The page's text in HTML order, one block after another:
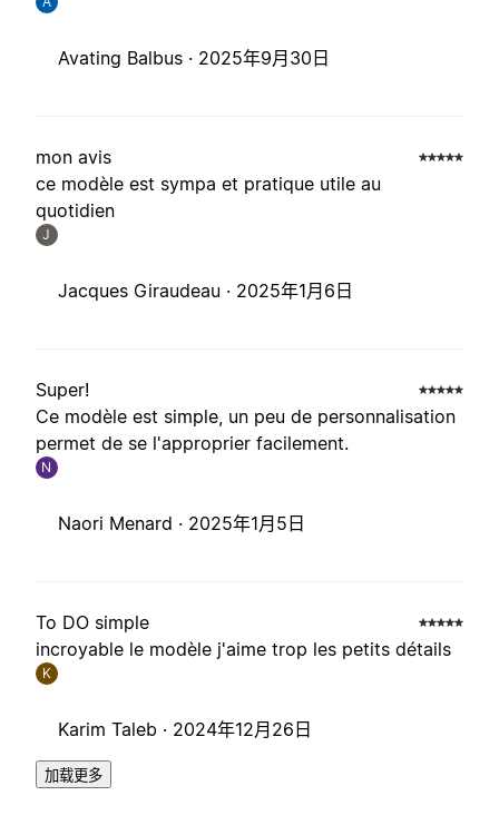
Avating Balbus · 2025年9月30日
mon avis
ce modèle est sympa et pratique utile au
quotidien
J
Jacques Giraudeau · 2025年1月6日
Super!
Ce modèle est simple, un peu de personnalisation
permet de se l'approprier facilement.
N
Naori Menard · 2025年1月5日
To DO simple
incroyable le modèle j'aime trop les petits détails
K
Karim Taleb · 2024年12月26日
加载更多